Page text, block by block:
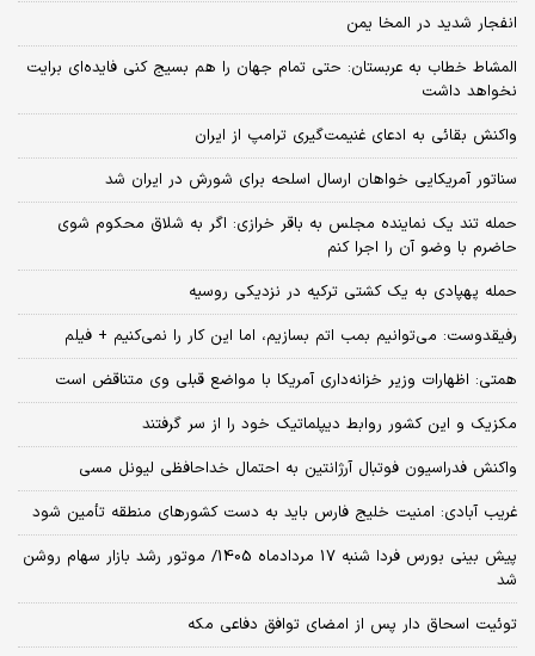
انفجار شدید در المخا یمن
المشاط خطاب به عربستان: حتی تمام جهان را هم بسیج کنی فایده‌ای برایت
نخواهد داشت
واکنش بقائی به ادعای غنیمت‌گیری ترامپ از ایران
سناتور آمریکایی خواهان ارسال اسلحه برای شورش در ایران شد
حمله تند یک نماینده مجلس به باقر خرازی: اگر به شلاق محکوم شوی
حاضرم با وضو آن را اجرا کنم
حمله پهپادی به یک کشتی ترکیه در نزدیکی روسیه
رفیقدوست: می‌توانیم بمب اتم بسازیم، اما این کار را نمی‌کنیم + فیلم
همتی: اظهارات وزیر خزانه‌داری آمریکا با مواضع قبلی وی متناقض است
مکزیک و این کشور روابط دیپلماتیک خود را از سر گرفتند
واکنش فدراسیون فوتبال آرژانتین به احتمال خداحافظی لیونل مسی
غریب آبادی: امنیت خلیج فارس باید به دست کشورهای منطقه تأمین شود
پیش بینی بورس فردا شنبه 17 مردادماه 1405/ موتور رشد بازار سهام روشن
شد
توئیت اسحاق دار پس از امضای توافق دفاعی مکه